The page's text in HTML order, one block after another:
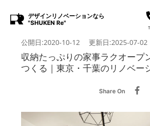
デザインリノベーションなら
"SHUKEN Re"
公開日:2020-10-12 更新日:2025-07-02
収納たっぷりの家事ラクオープ
つくる｜東京・千葉のリノベー
Share On